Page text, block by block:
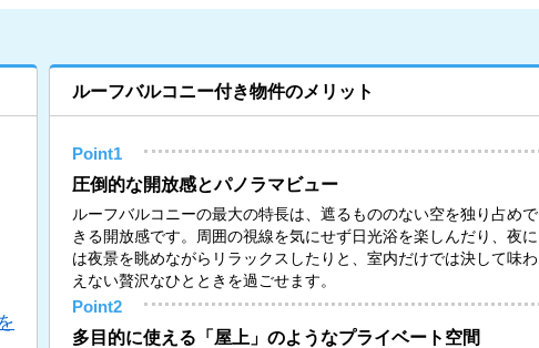
ルーフバルコニー付き物件のメリット
Point1
圧倒的な開放感とパノラマビュー
ルーフバルコニーの最大の特長は、遮るもののない空を独り占めで
きる開放感です。周囲の視線を気にせず日光浴を楽しんだり、夜に
は夜景を眺めながらリラックスしたりと、室内だけでは決して味わ
えない贅沢なひとときを過ごせます。
Point2
多目的に使える「屋上」のようなプライベート空間